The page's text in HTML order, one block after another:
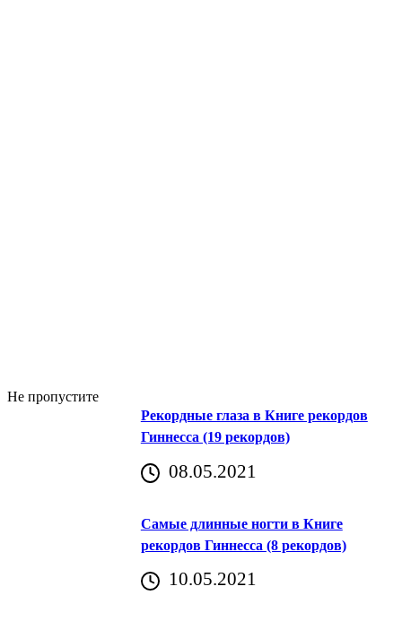
Не пропустите
Рекордные глаза в Книге рекордов
Гиннесса (19 рекордов)
08.05.2021
Самые длинные ногти в Книге
рекордов Гиннесса (8 рекордов)
10.05.2021